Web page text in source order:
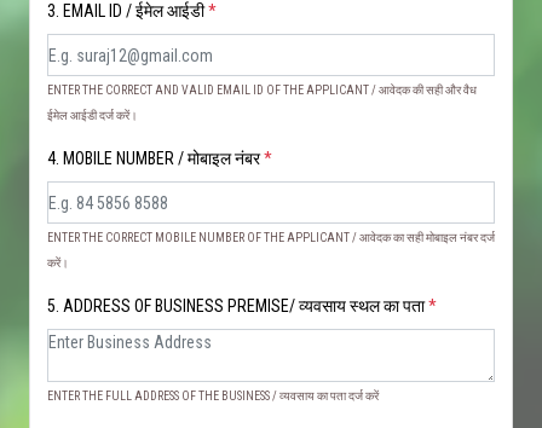
3. EMAIL ID / ईमेल आईडी*
ENTER THE CORRECT AND VALID EMAIL ID OF THE APPLICANT / आवेदक की सही और वैध
ईमेल आईडी दर्ज करें।
4. MOBILE NUMBER / मोबाइल नंबर*
ENTER THE CORRECT MOBILE NUMBER OF THE APPLICANT / आवेदक का सही मोबाइल नंबर दर्ज
करें।
5. ADDRESS OF BUSINESS PREMISE/ व्यवसाय स्थल का पता*
ENTER THE FULL ADDRESS OF THE BUSINESS / व्यवसाय का पता दर्ज करें